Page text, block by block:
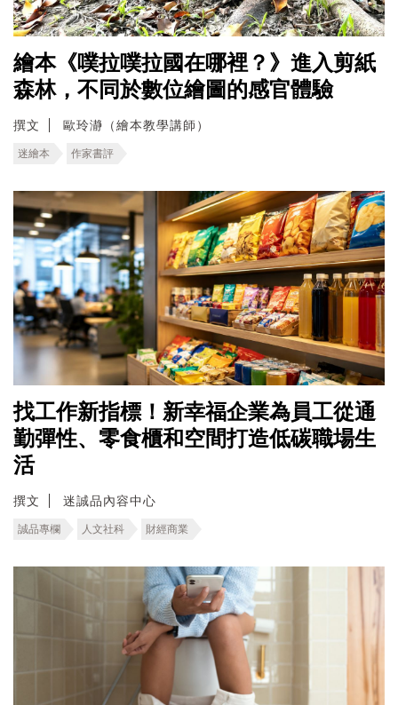
繪本《噗拉噗拉國在哪裡？》進入剪紙
森林，不同於數位繪圖的感官體驗
撰文 歐玲瀞（繪本教學講師）
迷繪本 作家書評
找工作新指標！新幸福企業為員工從通
勤彈性、零食櫃和空間打造低碳職場生
活
撰文 迷誠品內容中心
誠品專欄 人文社科 財經商業